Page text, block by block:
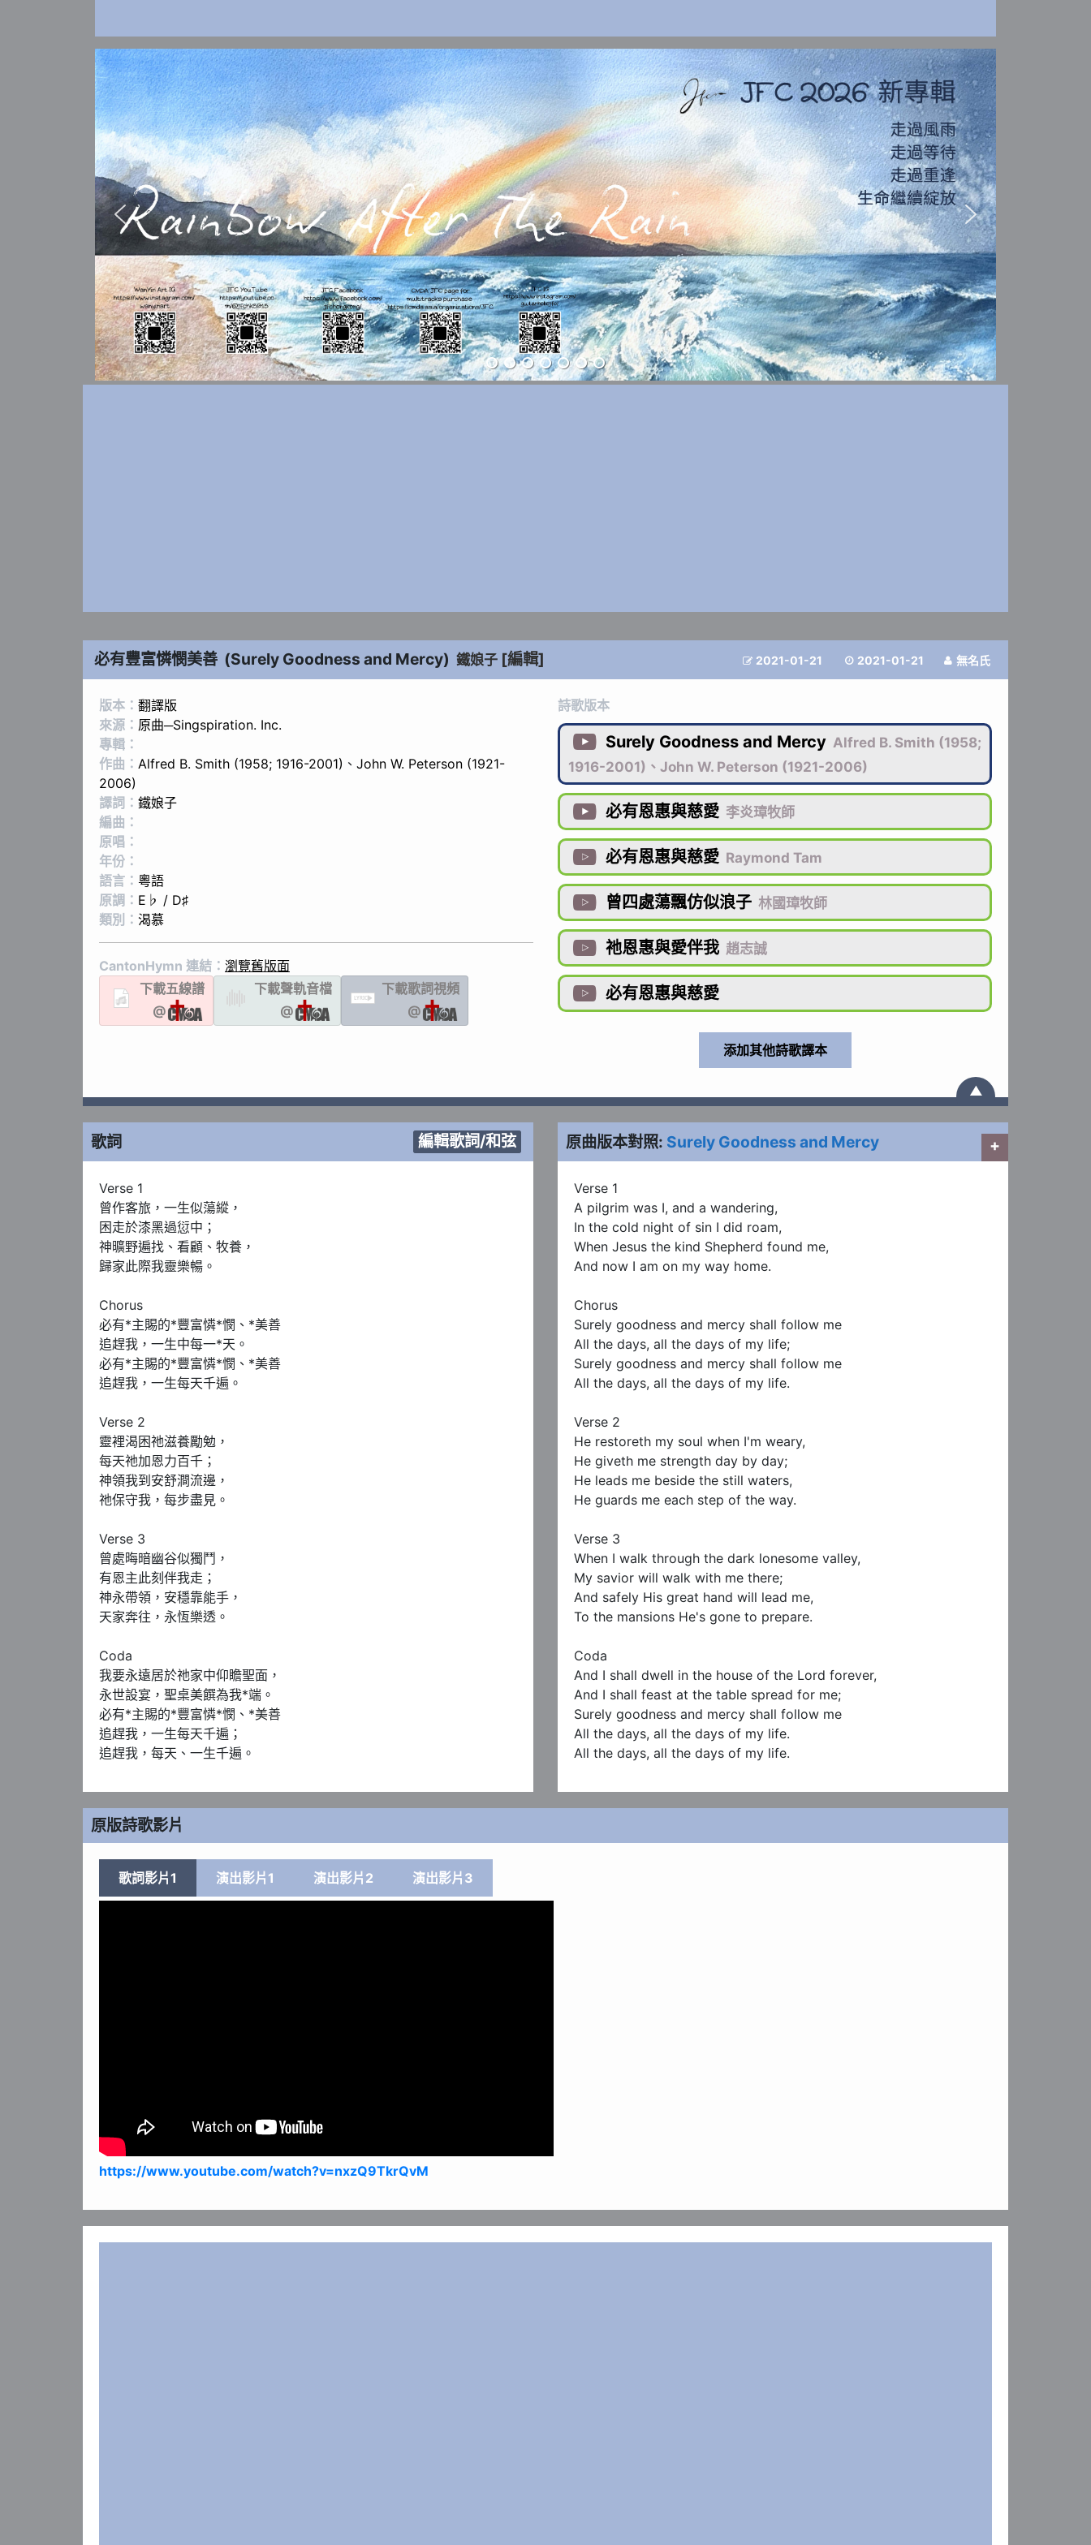
必有豐富憐憫美善 (Surely Goodness and Mercy) 鐵娘子 [編輯]  2021-01-21  2021-01-21  無名氏
版本： 翻譯版
來源： 原曲─Singspiration. Inc.
專輯：
作曲： Alfred B. Smith (1958; 1916-2001) 、 John W. Peterson (1921-
2006)
譯詞： 鐵娘子
編曲：
原唱：
年份：
語言： 粵語
原調： E♭ / D♯
類別： 渴慕
CantonHymn 連結： 瀏覽舊版面
下載五線譜
@
下載聲軌音檔
@
LYRIC
下載歌詞視頻
@
詩歌版本
 Surely Goodness and Mercy Alfred B. Smith (1958;
1916-2001)、John W. Peterson (1921-2006)
 必有恩惠與慈愛 李炎璋牧師
 必有恩惠與慈愛 Raymond Tam
 曾四處蕩飄仿似浪子 林國璋牧師
 祂恩惠與愛伴我 趙志誠
 必有恩惠與慈愛
▲
歌詞 編輯歌詞/和弦 原曲版本對照: Surely Goodness and Mercy +
Verse 1
曾作客旅，一生似蕩縱，
困走於漆黑過愆中；
神曠野遍找、看顧、牧養，
歸家此際我靈樂暢。
Chorus
必有*主賜的*豐富憐*憫、*美善
追趕我，一生中每一*天。
必有*主賜的*豐富憐*憫、*美善
追趕我，一生每天千遍。
Verse 2
靈裡渴困祂滋養勵勉，
每天祂加恩力百千；
神領我到安舒澗流邊，
祂保守我，每步盡見。
Verse 3
曾處晦暗幽谷似獨鬥，
有恩主此刻伴我走；
神永帶領，安穩靠能手，
天家奔往，永恆樂透。
Coda
我要永遠居於祂家中仰瞻聖面，
永世設宴，聖桌美饌為我*端。
必有*主賜的*豐富憐*憫、*美善
追趕我，一生每天千遍；
追趕我，每天、一生千遍。
Verse 1
A pilgrim was I, and a wandering,
In the cold night of sin I did roam,
When Jesus the kind Shepherd found me,
And now I am on my way home.
Chorus
Surely goodness and mercy shall follow me
All the days, all the days of my life;
Surely goodness and mercy shall follow me
All the days, all the days of my life.
Verse 2
He restoreth my soul when I'm weary,
He giveth me strength day by day;
He leads me beside the still waters,
He guards me each step of the way.
Verse 3
When I walk through the dark lonesome valley,
My savior will walk with me there;
And safely His great hand will lead me,
To the mansions He's gone to prepare.
Coda
And I shall dwell in the house of the Lord forever,
And I shall feast at the table spread for me;
Surely goodness and mercy shall follow me
All the days, all the days of my life.
All the days, all the days of my life.
原版詩歌影片
歌詞影片1 演出影片1 演出影片2 演出影片3
https://www.youtube.com/watch?v=nxzQ9TkrQvM